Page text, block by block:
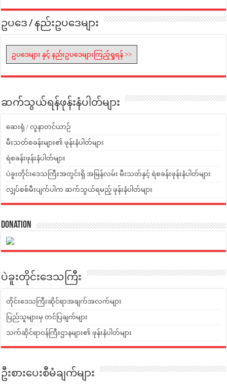
ဥပဒေ / နည်းဥပဒေများ
ဥပဒေများ နှင့် နည်းဥပဒေများကြည့်ရှုရန် >>
ဆက်သွယ်ရန်ဖုန်းနံပါတ်များ
ဆေးရုံ / လူနာတင်ယာဉ်
မီးသတ်စခန်းများ၏ ဖုန်းနံပါတ်များ
ရဲစခန်းဖုန်းနံပါတ်များ
ပဲခူးတိုင်းဒေသကြီးအတွင်းရှိ အမြန်လမ်း မီးသတ်နှင့် ရဲစခန်းဖုန်းနံပါတ်များ
လျှပ်စစ်မီးပျက်ပါက ဆက်သွယ်ရမည့် ဖုန်းနံပါတ်များ
Donation
ပဲခူးတိုင်းဒေသကြီး
တိုင်းဒေသကြီးဆိုင်ရာအချက်အလက်များ
ပြည်သူများမှ တင်ပြချက်များ
သက်ဆိုင်ရာဝန်ကြီးဌာနများ၏ ဖုန်းနံပါတ်များ
ဦးစားပေးစီမံချက်များ